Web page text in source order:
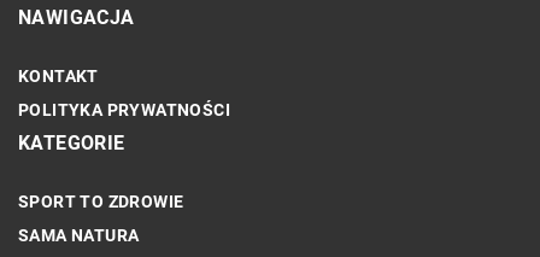
NAWIGACJA
KONTAKT
POLITYKA PRYWATNOŚCI
KATEGORIE
SPORT TO ZDROWIE
SAMA NATURA